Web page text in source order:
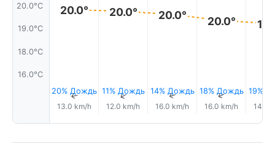
20.0°C
19.0°C
18.0°C
16.0°C
20.0°
20% Дождь
↑
13.0 km/h
20.0°
11% Дождь
↑
12.0 km/h
20.0°
14% Дождь
↑
16.0 km/h
20.0°
18% Дождь
↑
16.0 km/h
19%
14.0